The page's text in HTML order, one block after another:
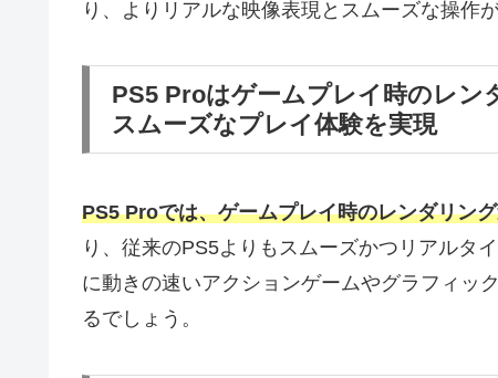
り、よりリアルな映像表現とスムーズな操作
PS5 Proはゲームプレイ時のレン
スムーズなプレイ体験を実現
PS5 Proでは、ゲームプレイ時のレンダリン
り、従来のPS5よりもスムーズかつリアルタ
に動きの速いアクションゲームやグラフィッ
るでしょう。